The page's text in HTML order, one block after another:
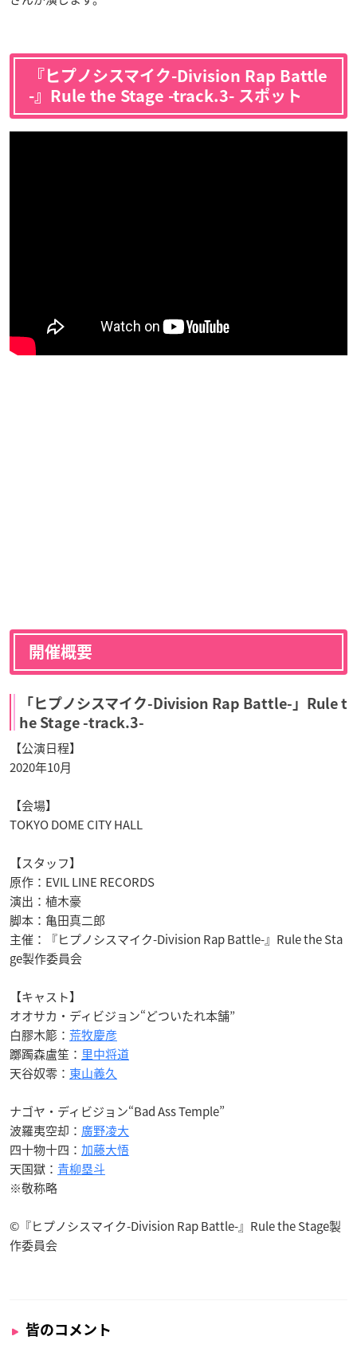
『ヒプノシスマイク-Division Rap Battle
-』Rule the Stage -track.3- スポット
開催概要
「ヒプノシスマイク-Division Rap Battle-」Rule t
he Stage -track.3-
【公演日程】
2020年10月
【会場】
TOKYO DOME CITY HALL
【スタッフ】
原作：EVIL LINE RECORDS
演出：植木豪
脚本：亀田真二郎
主催：『ヒプノシスマイク-Division Rap Battle-』Rule the Sta
ge製作委員会
【キャスト】
オオサカ・ディビジョン“どついたれ本舗”
白膠木簓： 荒牧慶彦
躑躅森盧笙： 里中将道
天谷奴零： 東山義久
ナゴヤ・ディビジョン“Bad Ass Temple”
波羅夷空却： 廣野凌大
四十物十四： 加藤大悟
天国獄： 青柳塁斗
※敬称略
©『ヒプノシスマイク-Division Rap Battle-』Rule the Stage製
作委員会
皆のコメント